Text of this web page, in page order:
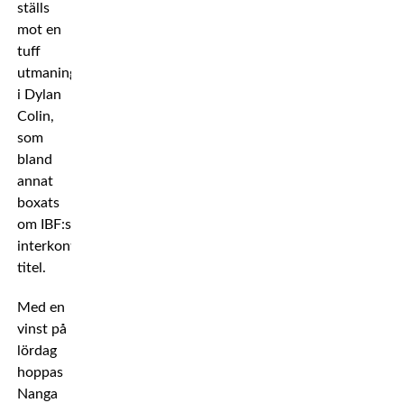
ställs
mot en
tuff
utmaning
i Dylan
Colin,
som
bland
annat
boxats
om IBF:s
interkontinental-
titel.
Med en
vinst på
lördag
hoppas
Nanga